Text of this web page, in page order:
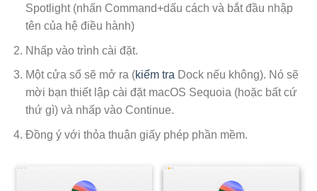
Spotlight (nhấn Command+dấu cách và bắt đầu nhập
tên của hệ điều hành)
Nhấp vào trình cài đặt.
Một cửa sổ sẽ mở ra (kiểm tra Dock nếu không). Nó sẽ
mời bạn thiết lập cài đặt macOS Sequoia (hoặc bất cứ
thứ gì) và nhấp vào Continue.
Đồng ý với thỏa thuận giấy phép phần mềm.